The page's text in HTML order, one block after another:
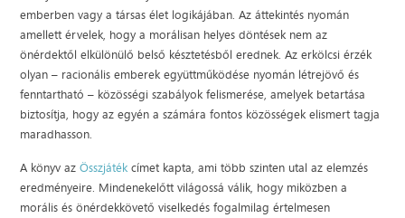
emberben vagy a társas élet logikájában. Az áttekintés nyomán
amellett érvelek, hogy a morálisan helyes döntések nem az
önérdektől elkülönülő belső késztetésből erednek. Az erkölcsi érzék
olyan – racionális emberek együttműködése nyomán létrejövő és
fenntartható – közösségi szabályok felismerése, amelyek betartása
biztosítja, hogy az egyén a számára fontos közösségek elismert tagja
maradhasson.
A könyv azÖsszjáték címet kapta, ami több szinten utal az elemzés
eredményeire. Mindenekelőtt világossá válik, hogy miközben a
morális és önérdekkövető viselkedés fogalmilag értelmesen